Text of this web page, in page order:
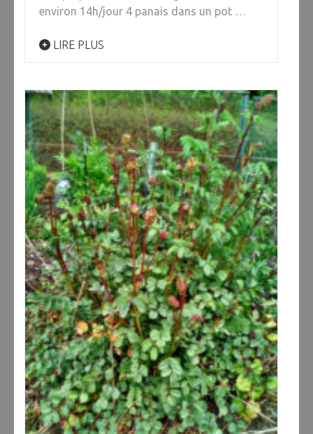
environ 14h/jour 4 panais dans un pot …
LIRE PLUS